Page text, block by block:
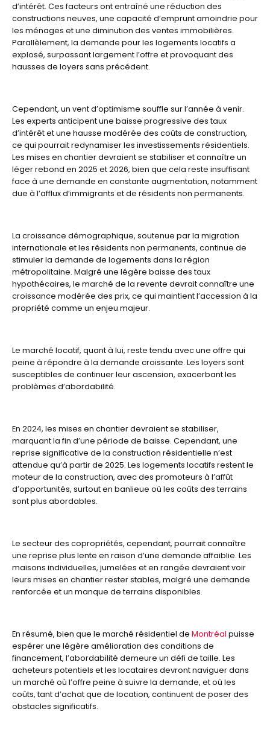
d’intérêt. Ces facteurs ont entraîné une réduction des
constructions neuves, une capacité d’emprunt amoindrie pour
les ménages et une diminution des ventes immobilières.
Parallèlement, la demande pour les logements locatifs a
explosé, surpassant largement l’offre et provoquant des
hausses de loyers sans précédent.
Cependant, un vent d’optimisme souffle sur l’année à venir.
Les experts anticipent une baisse progressive des taux
d’intérêt et une hausse modérée des coûts de construction,
ce qui pourrait redynamiser les investissements résidentiels.
Les mises en chantier devraient se stabiliser et connaître un
léger rebond en 2025 et 2026, bien que cela reste insuffisant
face à une demande en constante augmentation, notamment
due à l’afflux d’immigrants et de résidents non permanents.
La croissance démographique, soutenue par la migration
internationale et les résidents non permanents, continue de
stimuler la demande de logements dans la région
métropolitaine. Malgré une légère baisse des taux
hypothécaires, le marché de la revente devrait connaître une
croissance modérée des prix, ce qui maintient l’accession à la
propriété comme un enjeu majeur.
Le marché locatif, quant à lui, reste tendu avec une offre qui
peine à répondre à la demande croissante. Les loyers sont
susceptibles de continuer leur ascension, exacerbant les
problèmes d’abordabilité.
En 2024, les mises en chantier devraient se stabiliser,
marquant la fin d’une période de baisse. Cependant, une
reprise significative de la construction résidentielle n’est
attendue qu’à partir de 2025. Les logements locatifs restent le
moteur de la construction, avec des promoteurs à l’affût
d’opportunités, surtout en banlieue où les coûts des terrains
sont plus abordables.
Le secteur des copropriétés, cependant, pourrait connaître
une reprise plus lente en raison d’une demande affaiblie. Les
maisons individuelles, jumelées et en rangée devraient voir
leurs mises en chantier rester stables, malgré une demande
renforcée et un manque de terrains disponibles.
En résumé, bien que le marché résidentiel de Montréal puisse
espérer une légère amélioration des conditions de
financement, l’abordabilité demeure un défi de taille. Les
acheteurs potentiels et les locataires devront naviguer dans
un marché où l’offre peine à suivre la demande, et où les
coûts, tant d’achat que de location, continuent de poser des
obstacles significatifs.